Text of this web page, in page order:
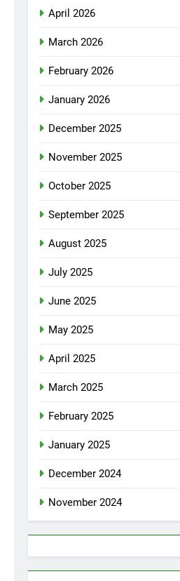
April 2026
March 2026
February 2026
January 2026
December 2025
November 2025
October 2025
September 2025
August 2025
July 2025
June 2025
May 2025
April 2025
March 2025
February 2025
January 2025
December 2024
November 2024